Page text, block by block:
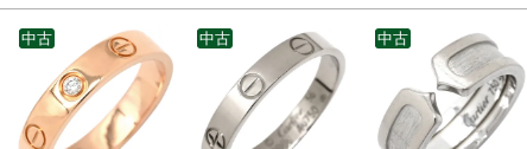
中古 中古 中古